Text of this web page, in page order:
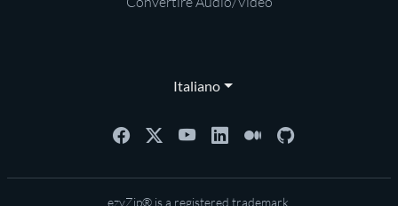
Italiano
ezyZip® is a registered trademark.